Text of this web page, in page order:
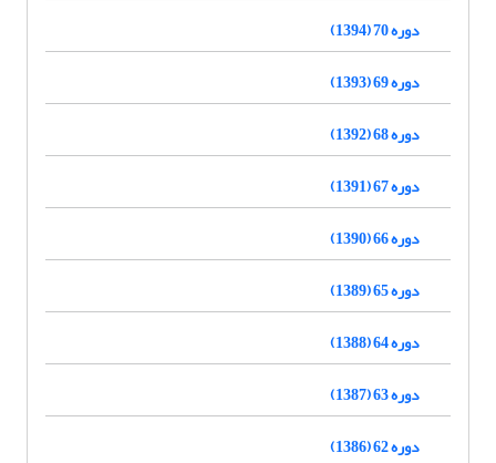
دوره 70 (1394)
دوره 69 (1393)
دوره 68 (1392)
دوره 67 (1391)
دوره 66 (1390)
دوره 65 (1389)
دوره 64 (1388)
دوره 63 (1387)
دوره 62 (1386)